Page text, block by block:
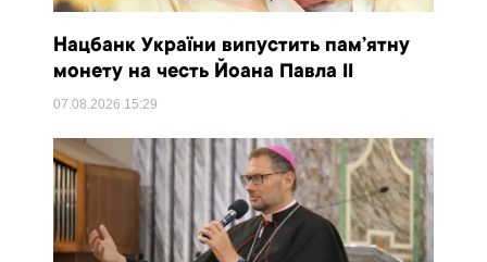
Нацбанк України випустить пам’ятну
монету на честь Йоана Павла II
07.08.2026 15:29